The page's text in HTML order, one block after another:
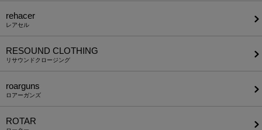
rehacer
レアセル
RESOUND CLOTHING
リサウンドクロージング
roarguns
ロアーガンズ
ROTAR